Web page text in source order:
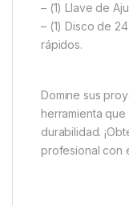
– (1) Llave de
– (1) Disco de
rápidos.
Domine sus
herramienta
durabilidad.
profesional con